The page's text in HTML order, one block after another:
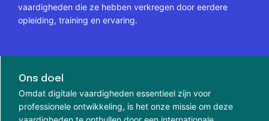
vaardigheden die ze hebben verkregen door eerdere
opleiding, training en ervaring.
Ons doel
Omdat digitale vaardigheden essentieel zijn voor
professionele ontwikkeling, is het onze missie om deze